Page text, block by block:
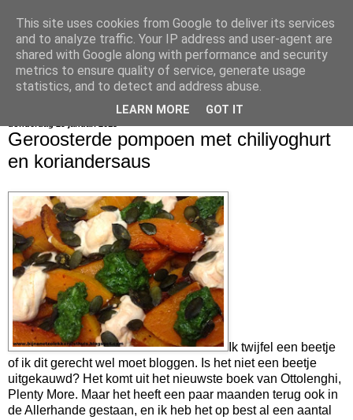
bijna net zo lekker als thuis
Geroosterde pompoen met chiliyoghurt
en koriandersaus
Ik twijfel een beetje
of ik dit gerecht wel moet bloggen. Is het niet een beetje
uitgekauwd? Het komt uit het nieuwste boek van Ottolenghi,
Plenty More. Maar het heeft een paar maanden terug ook in
de Allerhande gestaan, en ik heb het op best al een aantal
This site uses cookies from Google to deliver its services
and to analyze traffic. Your IP address and user-agent are
shared with Google along with performance and security
metrics to ensure quality of service, generate usage
statistics, and to detect and address abuse.
LEARN MORE GOT IT